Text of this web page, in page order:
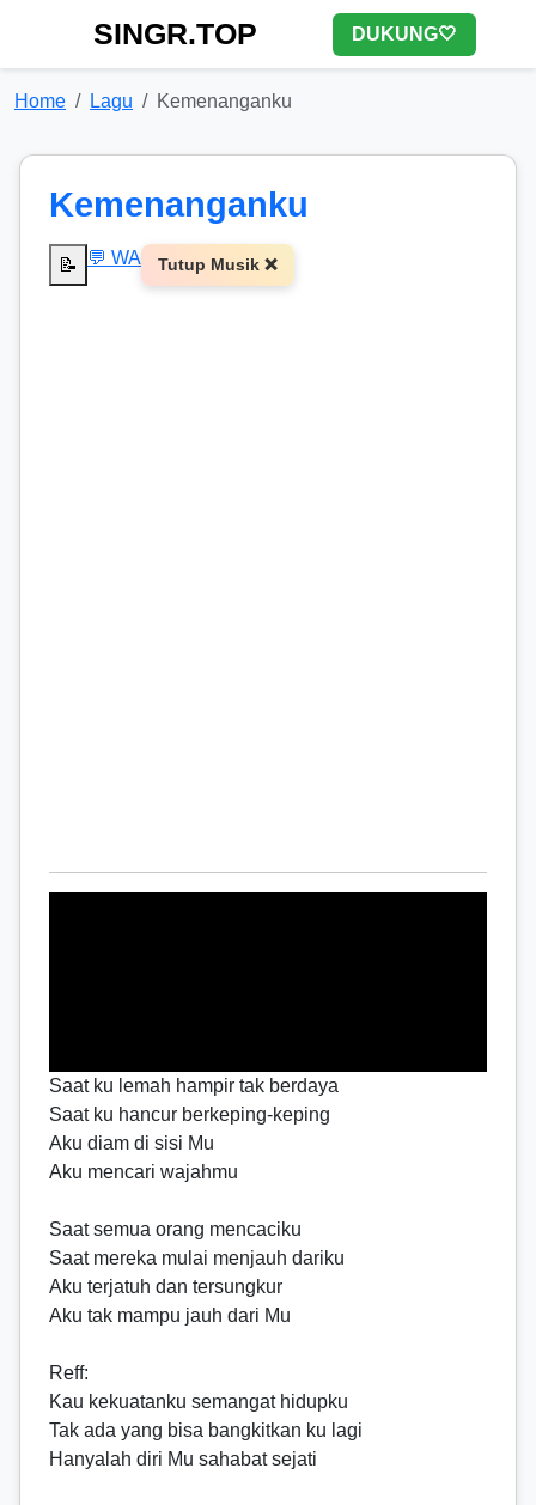
SINGR.TOP DUKUNG🤍
Home Lagu Kemenanganku
Kemenanganku
📝 💬 WA Tutup Musik ❌
Saat ku lemah hampir tak berdaya
Saat ku hancur berkeping-keping
Aku diam di sisi Mu
Aku mencari wajahmu
Saat semua orang mencaciku
Saat mereka mulai menjauh dariku
Aku terjatuh dan tersungkur
Aku tak mampu jauh dari Mu
Reff:
Kau kekuatanku semangat hidupku
Tak ada yang bisa bangkitkan ku lagi
Hanyalah diri Mu sahabat sejati